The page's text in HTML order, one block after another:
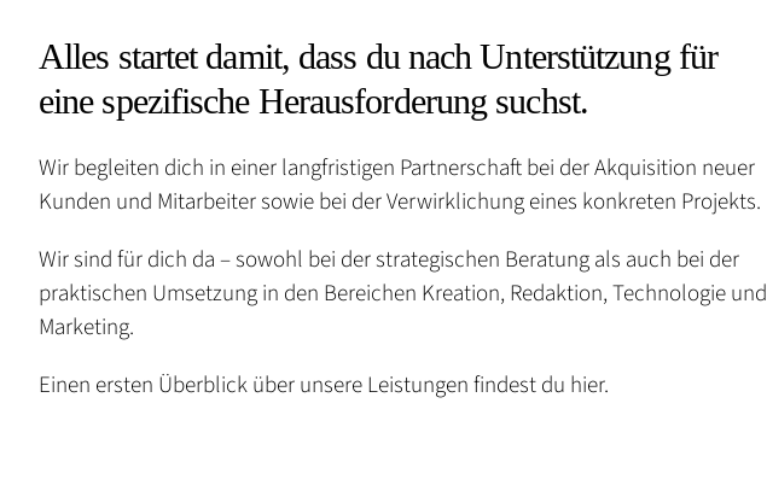
Alles startet damit, dass du nach Unterstützung für
eine spezifische Herausforderung suchst.
Wir begleiten dich in einer langfristigen Partnerschaft bei der Akquisition neuer
Kunden und Mitarbeiter sowie bei der Verwirklichung eines konkreten Projekts.
Wir sind für dich da – sowohl bei der strategischen Beratung als auch bei der
praktischen Umsetzung in den Bereichen Kreation, Redaktion, Technologie und
Marketing.
Einen ersten Überblick über unsere Leistungen findest du hier.